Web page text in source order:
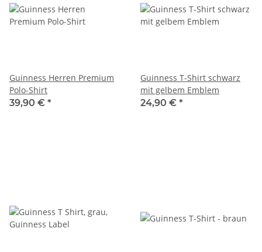
Guinness Herren Premium
Polo-Shirt
39,90 € *
Guinness T-Shirt schwarz
mit gelbem Emblem
24,90 € *